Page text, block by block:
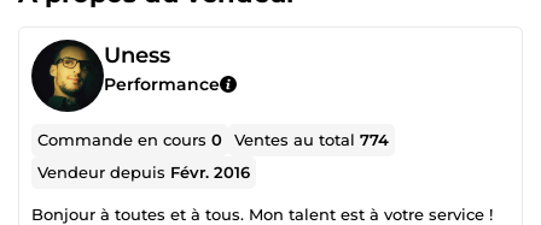
Uness
Performance
Commande en cours0 Ventes au total774
Vendeur depuis Févr. 2016
Bonjour à toutes et à tous. Mon talent est à votre service !